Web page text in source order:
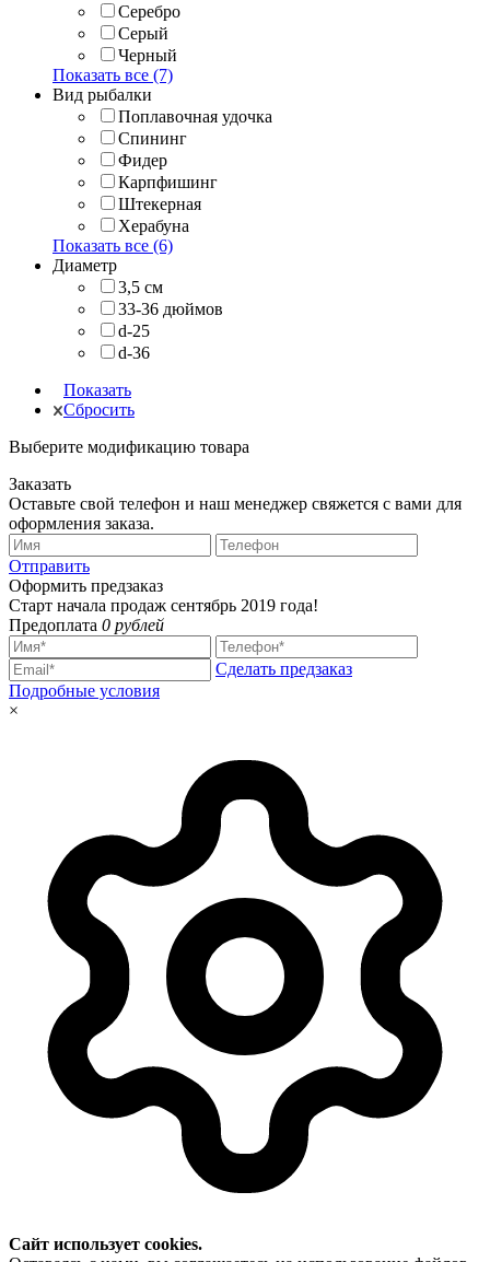
Серебро
Серый
Черный
Показать все (7)
Вид рыбалки
Поплавочная удочка
Спининг
Фидер
Карпфишинг
Штекерная
Херабуна
Показать все (6)
Диаметр
3,5 см
33-36 дюймов
d-25
d-36
Показать
Сбросить
Выберите модификацию товара
Заказать
Оставьте свой телефон и наш менеджер свяжется с вами для
оформления заказа.
Отправить
Оформить предзаказ
Старт начала продаж сентябрь 2019 года!
Предоплата 0 рублей
Сделать предзаказ
Подробные условия
×
Сайт использует cookies.